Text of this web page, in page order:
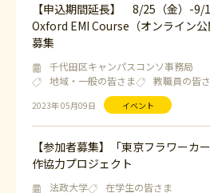
2023年 05月09日 イベント
【申込期間延長】 8/25（金）-9/
Oxford EMI Course（オンライン
募集
千代田区キャンパスコンソ事務局
地域・一般の皆さま
教職員の皆
【参加者募集】「東京フラワーカ
作協力プロジェクト
法政大学 在学生の皆さま